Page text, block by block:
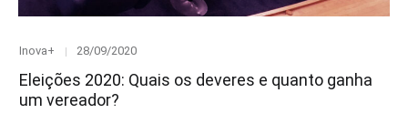
Category
Inova+
Posted
28/09/2020
Eleições 2020: Quais os deveres e quanto ganha
um vereador?